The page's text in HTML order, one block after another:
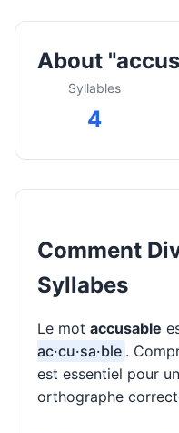
About
Syllables
4
Comment
Syllabes
Le mot accusable
ac·cu·sa·ble .
est essentiel pour
orthographe